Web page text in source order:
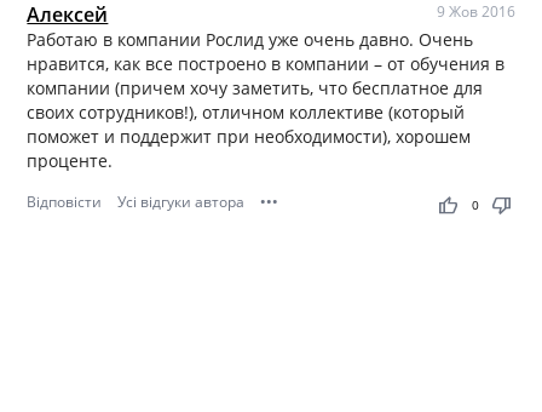
Алексей 9 Жов 2016
Работаю в компании Рослид уже очень давно. Очень
нравится, как все построено в компании – от обучения в
компании (причем хочу заметить, что бесплатное для
своих сотрудников!), отличном коллективе (который
поможет и поддержит при необходимости), хорошем
проценте.
Відповісти Усі відгуки автора ••• thumb_up thumb_down
0